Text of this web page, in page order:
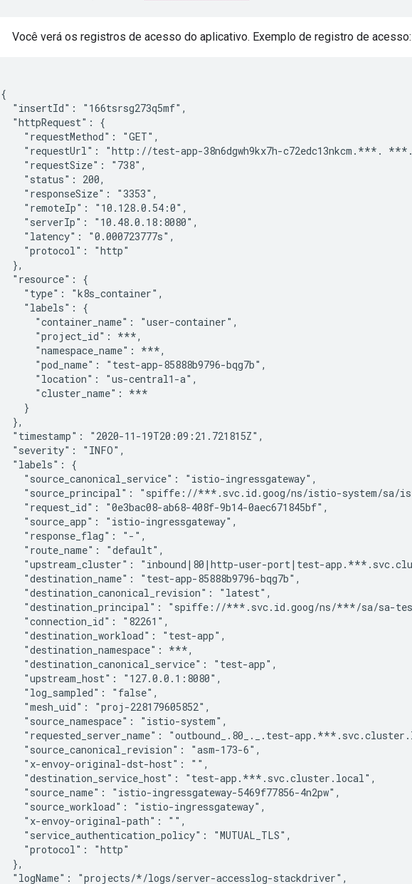
Você verá os registros de acesso do aplicativo. Exemplo de registro de acesso:
{
  "insertId": "166tsrsg273q5mf",
  "httpRequest": {
    "requestMethod": "GET",
"requestUrl": "http://test-app-38n6dgwh9kx7h-c72edc13nkcm.***.
    "requestSize": "738",
    "status": 200,
    "responseSize": "3353",
    "remoteIp": "10.128.0.54:0",
    "serverIp": "10.48.0.18:8080",
    "latency": "0.000723777s",
    "protocol": "http"
  },
  "resource": {
    "type": "k8s_container",
    "labels": {
      "container_name": "user-container",
      "project_id": ***,
      "namespace_name": ***,
      "pod_name": "test-app-85888b9796-bqg7b",
      "location": "us-central1-a",
      "cluster_name": ***
    }
  },
  "timestamp": "2020-11-19T20:09:21.721815Z",
  "severity": "INFO",
  "labels": {
    "source_canonical_service": "istio-ingressgateway",
"source_principal": "spiffe://***.svc.id.goog/ns/istio-system/sa/
    "request_id": "0e3bac08-ab68-408f-9b14-0aec671845bf",
    "source_app": "istio-ingressgateway",
    "response_flag": "-",
    "route_name": "default",
"upstream_cluster": "inbound|80|http-user-port|test-
    "destination_name": "test-app-85888b9796-bqg7b",
    "destination_canonical_revision": "latest",
"destination_principal": "spiffe://***.svc.id.goog/ns/***/sa/sa-
    "connection_id": "82261",
    "destination_workload": "test-app",
    "destination_namespace": ***,
    "destination_canonical_service": "test-app",
    "upstream_host": "127.0.0.1:8080",
    "log_sampled": "false",
    "mesh_uid": "proj-228179605852",
    "source_namespace": "istio-system",
"requested_server_name": "outbound_.80_._.test-
    "source_canonical_revision": "asm-173-6",
    "x-envoy-original-dst-host": "",
    "destination_service_host": "test-app.***.svc.cluster.local",
    "source_name": "istio-ingressgateway-5469f77856-4n2pw",
    "source_workload": "istio-ingressgateway",
    "x-envoy-original-path": "",
    "service_authentication_policy": "MUTUAL_TLS",
    "protocol": "http"
  },
  "logName": "projects/*/logs/server-accesslog-stackdriver",